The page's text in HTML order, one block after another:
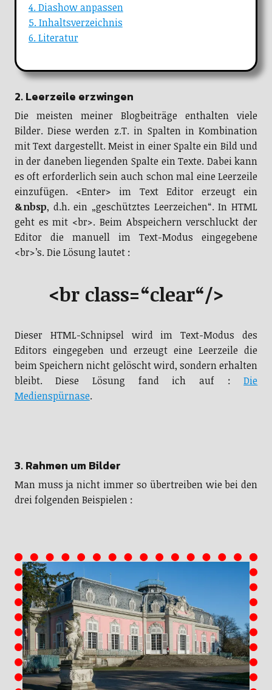
4. Diashow anpassen
5. Inhaltsverzeichnis
6. Literatur
2. Leerzeile erzwingen
Die meisten meiner Blogbeiträge enthalten viele
Bilder. Diese werden z.T. in Spalten in Kombination
mit Text dargestellt. Meist in einer Spalte ein Bild und
in der daneben liegenden Spalte ein Texte. Dabei kann
es oft erforderlich sein auch schon mal eine Leerzeile
einzufügen. <Enter> im Text Editor erzeugt ein
&nbsp, d.h. ein „geschütztes Leerzeichen“. In HTML
geht es mit <br>. Beim Abspeichern verschluckt der
Editor die manuell im Text-Modus eingegebene
<br>’s. Die Lösung lautet :
<br class=“clear“/>
Dieser HTML-Schnipsel wird im Text-Modus des
Editors eingegeben und erzeugt eine Leerzeile die
beim Speichern nicht gelöscht wird, sondern erhalten
bleibt. Diese Lösung fand ich auf :Die
Medienspürnase.
3. Rahmen um Bilder
Man muss ja nicht immer so übertreiben wie bei den
drei folgenden Beispielen :